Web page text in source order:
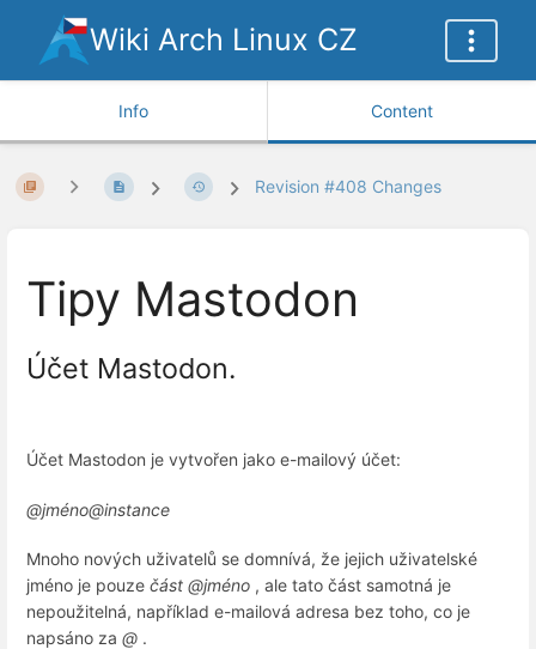
Wiki Arch Linux CZ
Info Content
Revision #408 Changes
Tipy Mastodon
Účet Mastodon.
Účet Mastodon je vytvořen jako e-mailový účet:
@jméno@instance
Mnoho nových uživatelů se domnívá, že jejich uživatelské
jméno je pouze část @jméno , ale tato část samotná je
nepoužitelná, například e-mailová adresa bez toho, co je
napsáno za @ .